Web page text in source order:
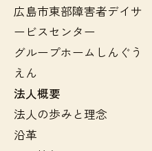
広島市東部障害者デイサ
ービスセンター
グループホームしんぐう
えん
法人概要
法人の歩みと理念
沿革